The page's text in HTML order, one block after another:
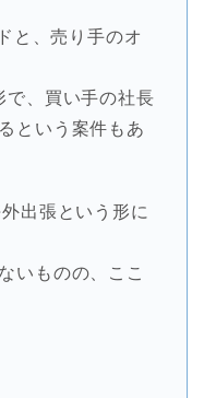
と、売り手のオ
で、買い手の社長
という案件もあ
出張という形に
いものの、ここ